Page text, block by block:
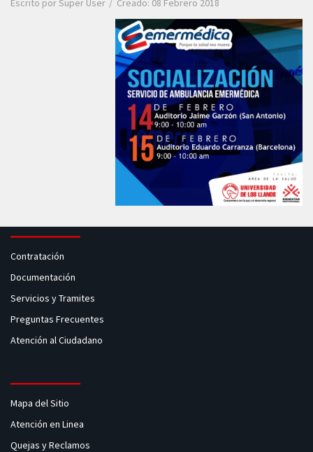
Escrito porSuper User Creado: 08 Febrero 2018
Contratación
Documentación
Servicios y Tramites
Preguntas Frecuentes
Atención al Ciudadano
Mapa del Sitio
Atención en Linea
Quejas y Reclamos